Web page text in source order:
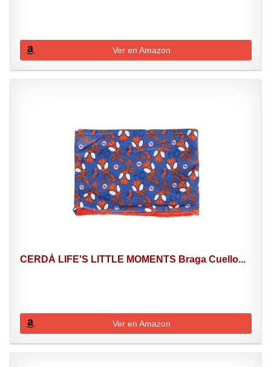
Ver en Amazon
CERDÁ LIFE'S LITTLE MOMENTS Braga Cuello...
Ver en Amazon